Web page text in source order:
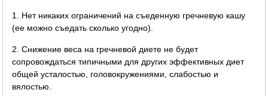
1. Нет никаких ограничений на съеденную гречневую кашу
(ее можно съедать сколько угодно).
2. Снижение веса на гречневой диете не будет
сопровождаться типичными для других эффективных диет
общей усталостью, головокружениями, слабостью и
вялостью.